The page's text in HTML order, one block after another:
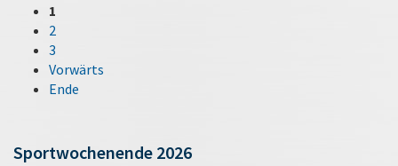
1
2
3
Vorwärts
Ende
Sportwochenende 2026